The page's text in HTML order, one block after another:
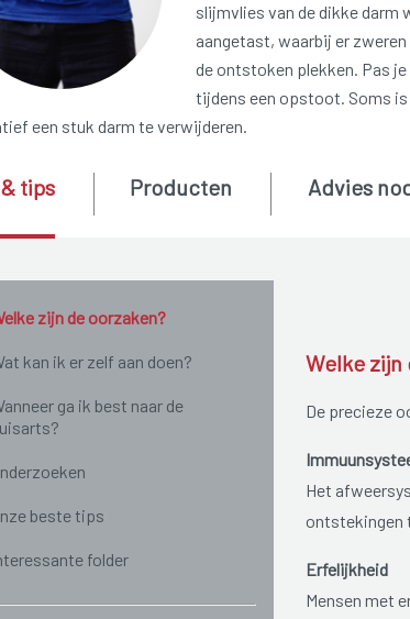
slijmvlies van de dikke darm
aangetast, waarbij er
de ontstoken plekken. Pas je
tijdens een opstoot. Soms is
een stuk darm te verwijderen.
zijn de oorzaken?
kan ik er zelf aan doen?
ga ik best naar de
beste tips
folder
tips Producten Advies
Welke zijn
De precieze
Het
ontstekingen
Erfelijkheid
Mensen met